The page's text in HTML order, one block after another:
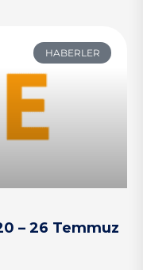
HABERLER
– 26 Temmuz